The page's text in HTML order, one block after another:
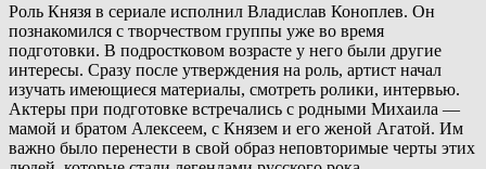
Роль Князя в сериале исполнил Владислав Коноплев. Он
познакомился с творчеством группы уже во время
подготовки. В подростковом возрасте у него были другие
интересы. Сразу после утверждения на роль, артист начал
изучать имеющиеся материалы, смотреть ролики, интервью.
Актеры при подготовке встречались с родными Михаила —
мамой и братом Алексеем, с Князем и его женой Агатой. Им
важно было перенести в свой образ неповторимые черты этих